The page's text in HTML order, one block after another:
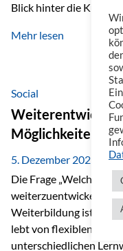
Blick hinter die
beeindruckender
einem stabilen
Europa Die Vienna
Versicherungsgruppe
50
verbindet sie
Kompetenz.
Mehr lesen
Social
Möglichkeiten es
5. Dezember 2025
Die Frage „Welche
weiterzuentwickeln?“
Weiterbildung ist längst
lebt von flexiblen
unterschiedlichen